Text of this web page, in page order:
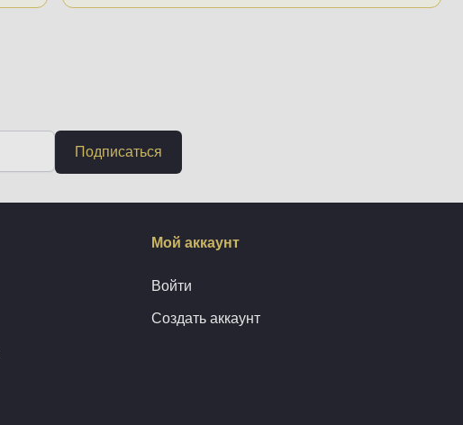
Подписаться
Мой аккаунт
Войти
Создать аккаунт